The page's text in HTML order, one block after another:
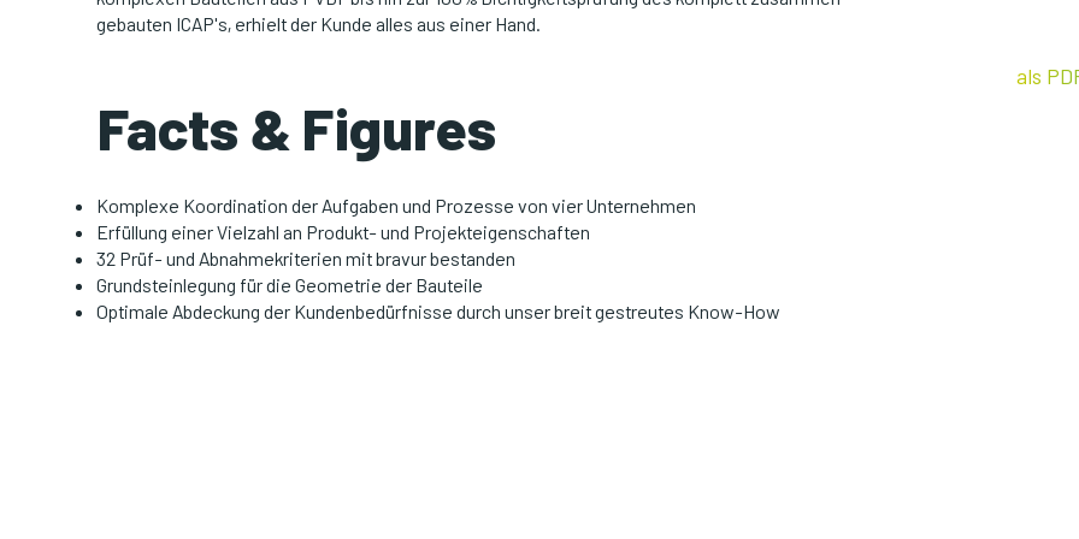
gebauten ICAP's, erhielt der Kunde alles aus einer Hand.
Facts & Figures
Komplexe Koordination der Aufgaben und Prozesse von vier Unternehmen
Erfüllung einer Vielzahl an Produkt- und Projekteigenschaften
32 Prüf- und Abnahmekriterien mit bravur bestanden
Grundsteinlegung für die Geometrie der Bauteile
Optimale Abdeckung der Kundenbedürfnisse durch unser breit gestreutes Know-How
als